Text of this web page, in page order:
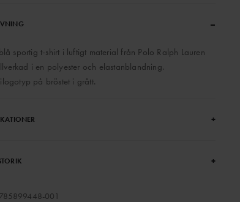
–
sportig t-shirt i luftigt material från Polo Ralph Lauren
i en polyester och elastanblandning.
på bröstet i grått.
+
+
785899448-001